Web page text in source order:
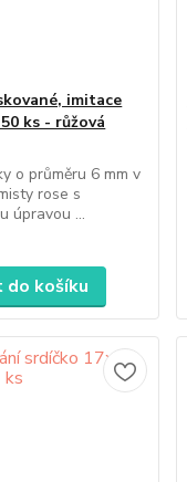
imitace
ks - růžová
o průměru 6 mm v
rose s
úpravou ...
do košíku